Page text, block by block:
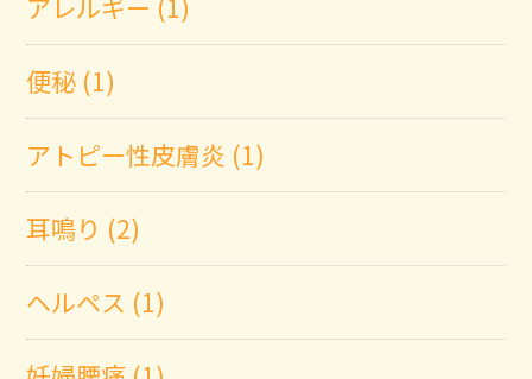
便秘 (1)
アトピー性皮膚炎 (1)
耳鳴り (2)
ヘルペス (1)